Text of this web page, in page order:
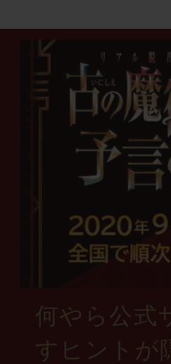
何やら公式
すヒントが